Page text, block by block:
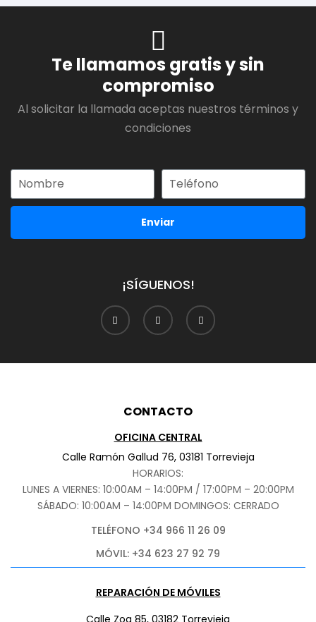
Te llamamos gratis y sin
compromiso
Al solicitar la llamada aceptas nuestros términos y
condiciones
Enviar
¡SÍGUENOS!
CONTACTO
OFICINA CENTRAL
Calle Ramón Gallud 76, 03181 Torrevieja
HORARIOS:
LUNES A VIERNES: 10:00AM – 14:00PM / 17:00PM – 20:00PM
SÁBADO: 10:00AM – 14:00PM DOMINGOS: CERRADO
TELÉFONO +34 966 11 26 09
MÓVIL: +34 623 27 92 79
REPARACIÓN DE MÓVILES
Calle Zoa 85, 03182 Torrevieja